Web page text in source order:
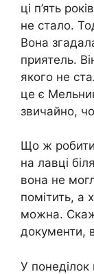
ці п’ять
не стало.
Вона
приятель.
якого не
це є
звичайно,
Що ж
на лавці
вона не
помітить, а
можна.
документи,
У понеділок